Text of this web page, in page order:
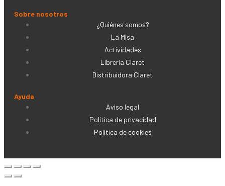
Sobre nosotros
¿Quiénes somos?
La Misa
Actividades
Librería Claret
Distribuidora Claret
Ayuda
Aviso legal
Política de privacidad
Política de cookies